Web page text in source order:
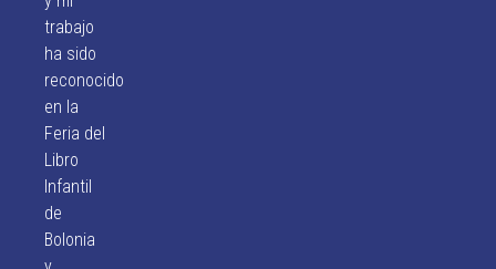
trabajo
ha sido
reconocido
en la
Feria del
Libro
Infantil
de
Bolonia